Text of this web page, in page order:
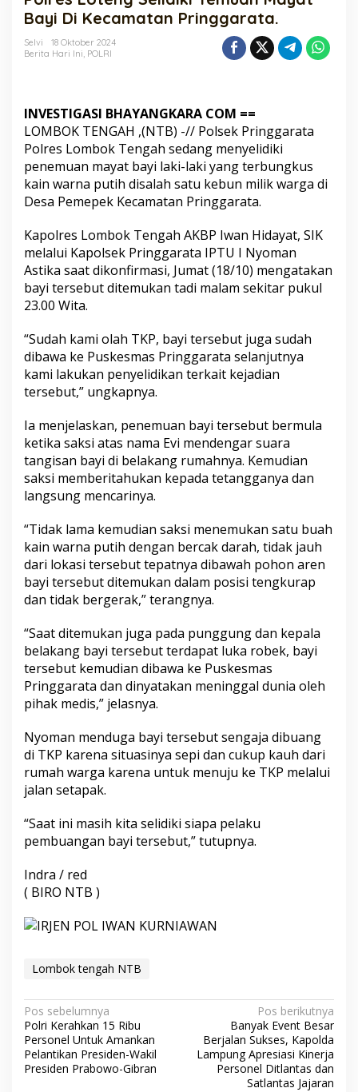
Temuan
Mayat
Bayi Di Kecamatan Pringgarata.
Selvi
18 Oktober 2024
Berita Hari Ini, POLRI
INVESTIGASI BHAYANGKARA COM ==
LOMBOK TENGAH ,(NTB) -// Polsek Pringgarata
Polres Lombok Tengah sedang menyelidiki
penemuan mayat bayi laki-laki yang terbungkus
kain warna putih disalah satu kebun milik warga di
Desa Pemepek Kecamatan Pringgarata.
Kapolres Lombok Tengah AKBP Iwan Hidayat, SIK
melalui Kapolsek Pringgarata IPTU I Nyoman
Astika saat dikonfirmasi, Jumat (18/10) mengatakan
bayi tersebut ditemukan tadi malam sekitar pukul
23.00 Wita.
“Sudah kami olah TKP, bayi tersebut juga sudah
dibawa ke Puskesmas Pringgarata selanjutnya
kami lakukan penyelidikan terkait kejadian
tersebut,” ungkapnya.
Ia menjelaskan, penemuan bayi tersebut bermula
ketika saksi atas nama Evi mendengar suara
tangisan bayi di belakang rumahnya. Kemudian
saksi memberitahukan kepada tetangganya dan
langsung mencarinya.
“Tidak lama kemudian saksi menemukan satu buah
kain warna putih dengan bercak darah, tidak jauh
dari lokasi tersebut tepatnya dibawah pohon aren
bayi tersebut ditemukan dalam posisi tengkurap
dan tidak bergerak,” terangnya.
“Saat ditemukan juga pada punggung dan kepala
belakang bayi tersebut terdapat luka robek, bayi
tersebut kemudian dibawa ke Puskesmas
Pringgarata dan dinyatakan meninggal dunia oleh
pihak medis,” jelasnya.
Nyoman menduga bayi tersebut sengaja dibuang
di TKP karena situasinya sepi dan cukup kauh dari
rumah warga karena untuk menuju ke TKP melalui
jalan setapak.
“Saat ini masih kita selidiki siapa pelaku
pembuangan bayi tersebut,” tutupnya.
Indra / red
( BIRO NTB )
Lombok tengah NTB
Navigasi
pos
Pos sebelumnya
Polri Kerahkan 15 Ribu
Personel Untuk Amankan
Pelantikan Presiden-Wakil
Presiden Prabowo-Gibran
Pos berikutnya
Banyak Event Besar
Berjalan Sukses, Kapolda
Lampung Apresiasi Kinerja
Personel Ditlantas dan
Satlantas Jajaran